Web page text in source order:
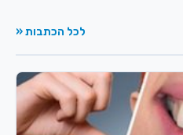
לכל הכתבות «